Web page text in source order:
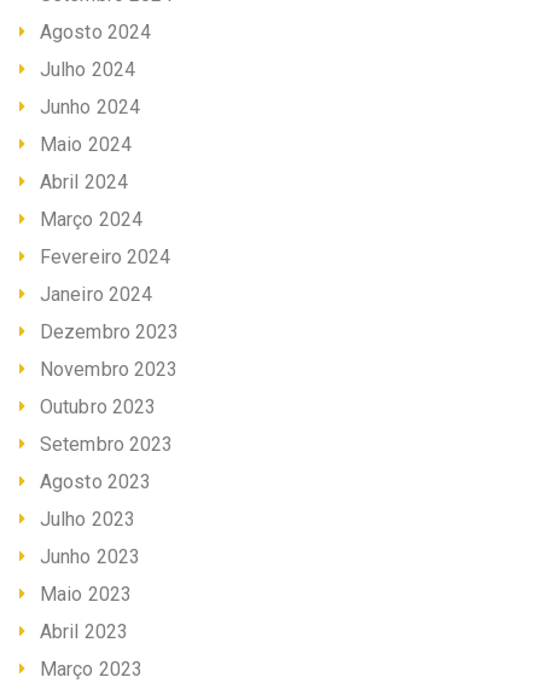
Agosto 2024
Julho 2024
Junho 2024
Maio 2024
Abril 2024
Março 2024
Fevereiro 2024
Janeiro 2024
Dezembro 2023
Novembro 2023
Outubro 2023
Setembro 2023
Agosto 2023
Julho 2023
Junho 2023
Maio 2023
Abril 2023
Março 2023